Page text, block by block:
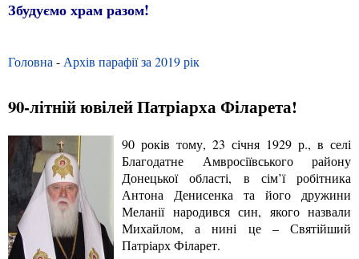
Збудуємо храм разом!
Головна - Архів парафії за 2019 рік
90-літній ювілей Патріарха Філарета!
90 років тому, 23 січня 1929 р., в селі
Благодатне Амвросіївського району
Донецької області, в сім’ї робітника
Антона Денисенка та його дружини
Меланії народився син, якого назвали
Михайлом, а нині це – Святійший
Патріарх Філарет.